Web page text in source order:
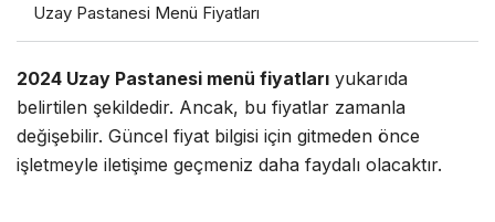
Uzay Pastanesi Menü Fiyatları
2024 Uzay Pastanesi menü fiyatları yukarıda
belirtilen şekildedir. Ancak, bu fiyatlar zamanla
değişebilir. Güncel fiyat bilgisi için gitmeden önce
işletmeyle iletişime geçmeniz daha faydalı olacaktır.